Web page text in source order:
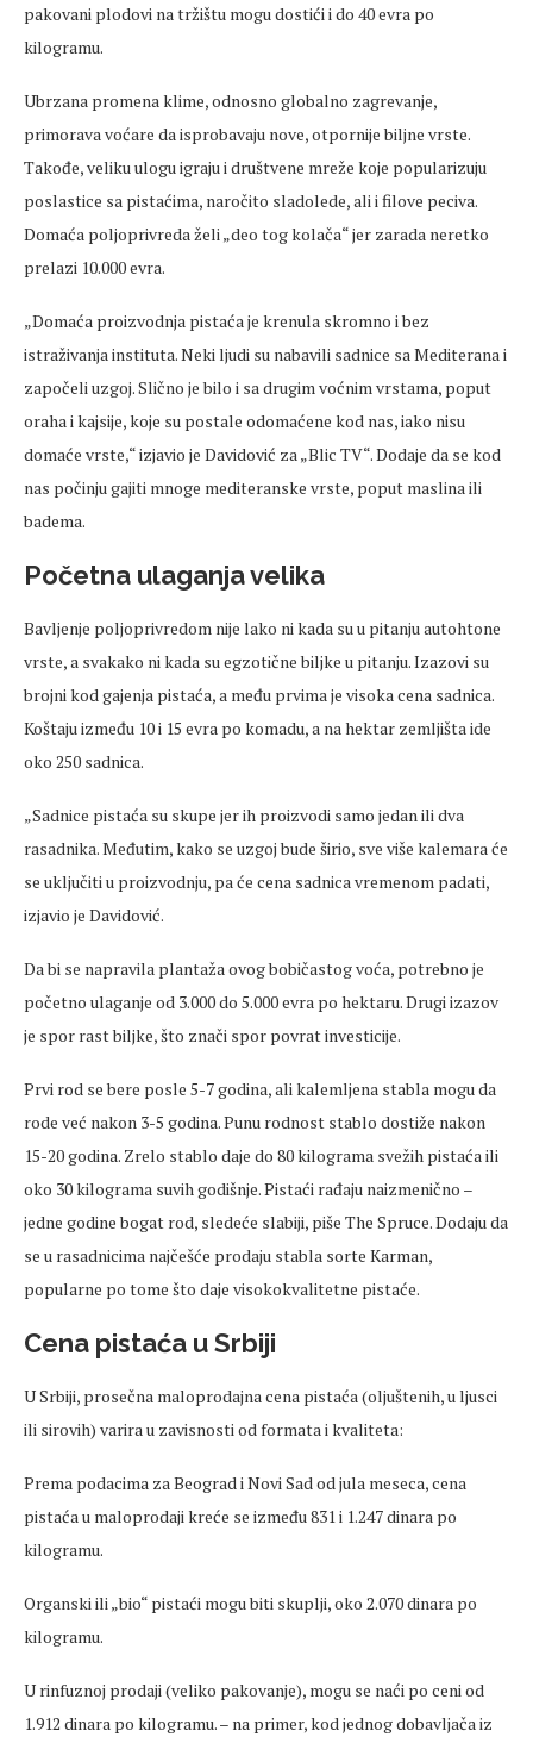
pakovani plodovi na tržištu mogu dostići i do 40 evra po
kilogramu.
Ubrzana promenaklime, odnosno globalno zagrevanje,
primorava voćare da isprobavaju nove, otpornije biljne vrste.
Takođe, veliku ulogu igraju i društvene mreže koje popularizuju
poslastice sa pistaćima, naročito sladolede, ali i filove peciva.
Domaća poljoprivredaželi„deo tog kolača“ jer zarada neretko
prelazi 10.000 evra.
„Domaća proizvodnja pistaćaje krenula skromno i bez
istraživanja instituta. Nekiljudi su nabavili sadnice sa Mediterana i
započeli uzgoj. Slično je bilo i sa drugim voćnim vrstama, poput
oraha i kajsije, koje su postale odomaćene kod nas, iako nisu
domaće vrste,“ izjavio je Davidović za „Blic TV“. Dodaje da se kod
nas počinju gajiti mnoge mediteranske vrste, poput maslina ili
badema.
Početna ulaganja velika
Bavljenje poljoprivredom nije lako ni kada su u pitanju autohtone
vrste, a svakako ni kada su egzotične biljke u pitanju. Izazovi su
brojni kod gajenja pistaća, a među prvima je visokacena sadnica.
Koštaju između 10 i 15 evra po komadu, a na hektar zemljišta ide
oko 250 sadnica.
„Sadnice pistaća su skupe jer ih proizvodi samo jedan ili dva
rasadnika. Međutim, kako se uzgoj bude širio, sve više kalemara će
se uključiti u proizvodnju, pa će cena sadnicavremenom padati,
izjavio je Davidović.
Da bi se napravila plantaža ovog bobičastog voća, potrebno je
početno ulaganje od 3.000 do 5.000 evra po hektaru. Drugi izazov
je spor rast biljke, što znači spor povratinvesticije.
Prvi rod se bere posle 5-7 godina, ali kalemljena stabla mogu da
rode već nakon 3-5 godina. Punu rodnost stablo dostiže nakon
15-20 godina. Zrelo stablo daje do 80 kilograma svežih pistaćaili
oko 30 kilograma suvih godišnje.Pistaći rađaju naizmenično –
jedne godine bogat rod, sledeće slabiji, piše The Spruce. Dodaju da
se u rasadnicima najčešće prodaju stabla sorte Karman,
popularne po tome što daje visokokvalitetne pistaće.
Cena pistaća u Srbiji
U Srbiji, prosečna maloprodajnacena pistaća(oljuštenih, u ljusci
ili sirovih) varira u zavisnosti od formata i kvaliteta:
Prema podacima za Beograd i Novi Sad od jula meseca,cena
pistaćau maloprodaji kreće se između 831 i 1.247 dinara po
kilogramu.
Organski ili „bio“ pistaći mogu biti skuplji, oko 2.070 dinara po
kilogramu.
U rinfuznoj prodaji (veliko pakovanje), mogu se naći po ceniod
1.912 dinara po kilogramu.– na primer, kod jednog dobavljača iz